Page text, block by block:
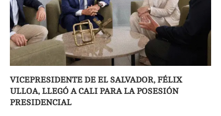
VICEPRESIDENTE DE EL SALVADOR, FÉLIX
ULLOA, LLEGÓ A CALI PARA LA POSESIÓN
PRESIDENCIAL